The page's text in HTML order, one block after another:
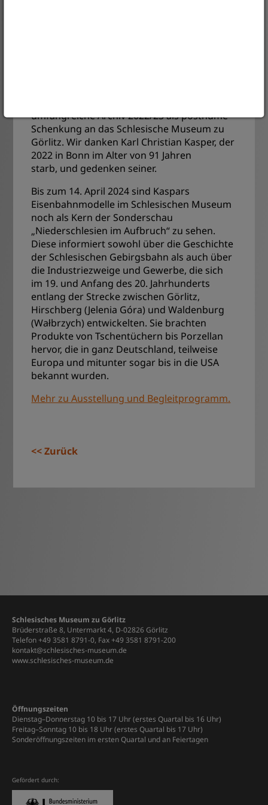
umfangreiche Archiv 2022/23 als posthume
Schenkung an das Schlesische Museum zu
Görlitz. Wir danken Karl Christian Kasper, der
2022 in Bonn im Alter von 91 Jahren
starb, und gedenken seiner.
Bis zum 14. April 2024 sind Kaspars
Eisenbahnmodelle im Schlesischen Museum
noch als Kern der Sonderschau
„Niederschlesien im Aufbruch“ zu sehen.
Diese informiert sowohl über die Geschichte
der Schlesischen Gebirgsbahn als auch über
die Industriezweige und Gewerbe, die sich
im 19. und Anfang des 20. Jahrhunderts
entlang der Strecke zwischen Görlitz,
Hirschberg (Jelenia Góra) und Waldenburg
(Wałbrzych) entwickelten. Sie brachten
Produkte von Tschentüchern bis Porzellan
hervor, die in ganz Deutschland, teilweise
Europa und mitunter sogar bis in die USA
bekannt wurden.
Mehr zu Ausstellung und Begleitprogramm.
Zurück
Schlesisches Museum zu Görlitz
Brüderstraße 8, Untermarkt 4, D-02826 Görlitz
Telefon +49 3581 8791-0, Fax +49 3581 8791-200
kontakt@schlesisches-museum.de
www.schlesisches-museum.de
Öffnungszeiten
Dienstag–Donnerstag 10 bis 17 Uhr (erstes Quartal bis 16 Uhr)
Freitag–Sonntag 10 bis 18 Uhr (erstes Quartal bis 17 Uhr)
Sonderöffnungszeiten im ersten Quartal und an Feiertagen
Gefördert durch: